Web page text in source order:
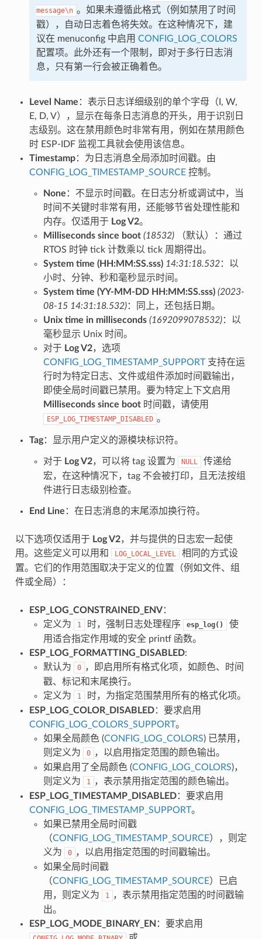
message\n 。如果未遵循此格式（例如禁用了时间
戳），自动日志着色将失效。在这种情况下，建
议在 menuconfig 中启用 CONFIG_LOG_COLORS
配置项。此外还有一个限制，即对于多行日志消
息，只有第一行会被正确着色。
Level Name ：表示日志详细级别的单个字母（I, W,
E, D, V），显示在每条日志消息的开头，用于识别日
志级别。这在禁用颜色时非常有用，例如在禁用颜色
时 ESP-IDF 监视工具就会使用该信息。
Timestamp：为日志消息全局添加时间戳。由
CONFIG_LOG_TIMESTAMP_SOURCE控制。
None ：不显示时间戳。在日志分析或调试中，当
时间不关键时非常有用，还能够节省处理性能和
内存。仅适用于 Log V2。
Milliseconds since boot (18532)（默认）：通过
RTOS 时钟 tick 计数乘以 tick 周期得出。
System time (HH:MM:SS.sss) 14:31:18.532：以
小时、分钟、秒和毫秒显示时间。
System time (YY-MM-DD HH:MM:SS.sss) (2023-
08-15 14:31:18.532)：同上，还包括日期。
Unix time in milliseconds (1692099078532)：以
毫秒显示 Unix 时间。
对于 Log V2，选项
CONFIG_LOG_TIMESTAMP_SUPPORT支持在运
行时为特定日志、文件或组件添加时间戳输出，
即使全局时间戳已禁用。要为特定上下文启用
Milliseconds since boot时间戳，请使用
ESP_LOG_TIMESTAMP_DISABLED 。
Tag：显示用户定义的源模块标识符。
对于 Log V2，可以将 tag 设置为 NULL
传递给
宏，在这种情况下，tag 不会被打印，且无法按组
件进行日志级别检查。
End Line ：在日志消息的末尾添加换行符。
以下选项仅适用于 Log V2，并与提供的日志宏一起使
用。这些定义可以用和
LOG_LOCAL_LEVEL
相同的方式设
置。它们的作用范围取决于定义的位置（例如文件、组
件或全局）：
ESP_LOG_CONSTRAINED_ENV：
定义为
1 时，强制日志处理程序 esp_log()
使
用适合指定作用域的安全 printf 函数。
ESP_LOG_FORMATTING_DISABLED:
默认为
0 ，即启用所有格式化项，如颜色、时间
戳、标记和末尾换行。
定义为
1
时，为指定范围禁用所有的格式化项。
ESP_LOG_COLOR_DISABLED：要求启用
CONFIG_LOG_COLORS_SUPPORT。
如果全局颜色 (CONFIG_LOG_COLORS) 已禁用，
则定义为
0 ，以启用指定范围的颜色输出。
如果启用了全局颜色 (CONFIG_LOG_COLORS)，
则定义为
1 ，表示禁用指定范围的颜色输出。
ESP_LOG_TIMESTAMP_DISABLED：要求启用
CONFIG_LOG_TIMESTAMP_SUPPORT。
如果已禁用全局时间戳
（CONFIG_LOG_TIMESTAMP_SOURCE），则定
义为
0 ，以启用指定范围的时间戳输出。
如果全局时间戳
（CONFIG_LOG_TIMESTAMP_SOURCE）已启
用，则定义为
1 ，表示禁用指定范围的时间戳输
出。
ESP_LOG_MODE_BINARY_EN ：要求启用